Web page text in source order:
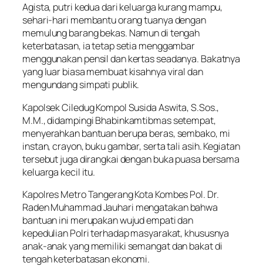
Agista, putri kedua dari keluarga kurang mampu,
sehari-hari membantu orang tuanya dengan
memulung barang bekas. Namun di tengah
keterbatasan, ia tetap setia menggambar
menggunakan pensil dan kertas seadanya. Bakatnya
yang luar biasa membuat kisahnya viral dan
mengundang simpati publik.
Kapolsek Ciledug Kompol Susida Aswita, S.Sos.,
M.M., didampingi Bhabinkamtibmas setempat,
menyerahkan bantuan berupa beras, sembako, mi
instan, crayon, buku gambar, serta tali asih. Kegiatan
tersebut juga dirangkai dengan buka puasa bersama
keluarga kecil itu.
Kapolres Metro Tangerang Kota Kombes Pol. Dr.
Raden Muhammad Jauhari mengatakan bahwa
bantuan ini merupakan wujud empati dan
kepedulian Polri terhadap masyarakat, khususnya
anak-anak yang memiliki semangat dan bakat di
tengah keterbatasan ekonomi.